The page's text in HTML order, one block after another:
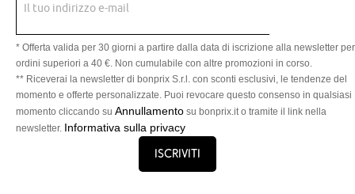
Il tuo indirizzo e-mail
* Offerta valida per 30 giorni a partire dalla data di iscrizione alla newsletter per
ordini superiori a 40 €. Non cumulabile con altre promozioni in corso.
** Riceverai la newsletter di bonprix S.r.l. con sconti esclusivi, le tendenze del
momento e offerte personalizzate. Puoi revocare questo consenso in qualsiasi
momento cliccando su Annullamento su bonprix.it o tramite il link nella
newsletter. Informativa sulla privacy
Iscriviti